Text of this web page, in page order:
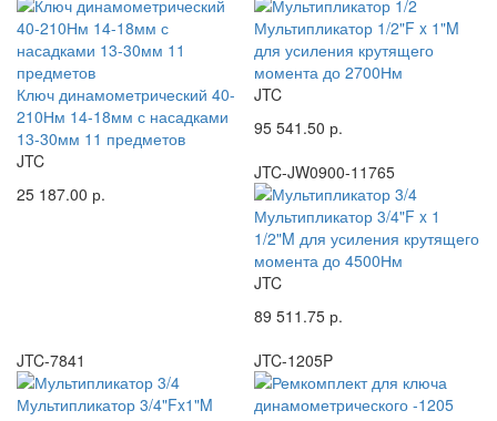
Ключ динамометрический 40-
210Нм 14-18мм с насадками
13-30мм 11 предметов
JTC
25 187.00 р.
Мультипликатор 1/2"F x 1"M
для усиления крутящего
момента до 2700Нм
JTC
95 541.50 р.
JTC-JW0900-11765
Мультипликатор 3/4"F x 1
1/2"M для усиления крутящего
момента до 4500Нм
JTC
89 511.75 р.
JTC-7841
Мультипликатор 3/4"Fx1"M
JTC-1205P